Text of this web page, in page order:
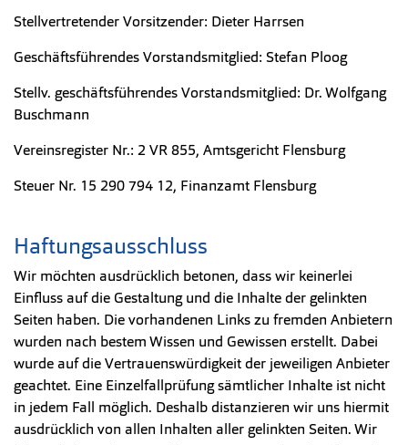
Stellvertretender Vorsitzender: Dieter Harrsen
Geschäftsführendes Vorstandsmitglied: Stefan Ploog
Stellv. geschäftsführendes Vorstandsmitglied: Dr. Wolfgang
Buschmann
Vereinsregister Nr.: 2 VR 855, Amtsgericht Flensburg
Steuer Nr. 15 290 794 12, Finanzamt Flensburg
Haftungsausschluss
Wir möchten ausdrücklich betonen, dass wir keinerlei
Einfluss auf die Gestaltung und die Inhalte der gelinkten
Seiten haben. Die vorhandenen Links zu fremden Anbietern
wurden nach bestem Wissen und Gewissen erstellt. Dabei
wurde auf die Vertrauenswürdigkeit der jeweiligen Anbieter
geachtet. Eine Einzelfallprüfung sämtlicher Inhalte ist nicht
in jedem Fall möglich. Deshalb distanzieren wir uns hiermit
ausdrücklich von allen Inhalten aller gelinkten Seiten. Wir